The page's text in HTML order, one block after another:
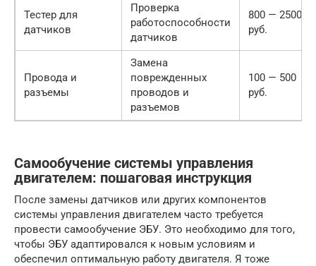
Тестер для
датчиков
Проверка
работоспособности
датчиков
800 — 2500
руб.
Провода и
разъемы
Замена
поврежденных
проводов и
разъемов
100 — 500
руб.
Самообучение системы управления
двигателем: пошаговая инструкция
После замены датчиков или других компонентов
системы управления двигателем часто требуется
провести самообучение ЭБУ. Это необходимо для того,
чтобы ЭБУ адаптировался к новым условиям и
обеспечил оптимальную работу двигателя. Я тоже